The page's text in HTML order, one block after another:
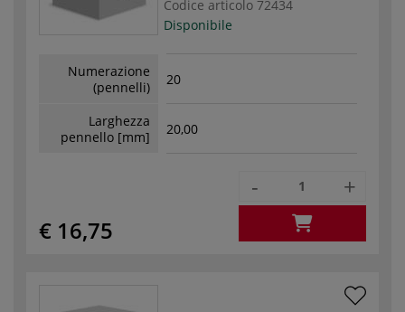
Codice articolo 72434
Disponibile
Numerazione
(pennelli)
20
Larghezza
pennello [mm]
20,00
€ 16,75
- +